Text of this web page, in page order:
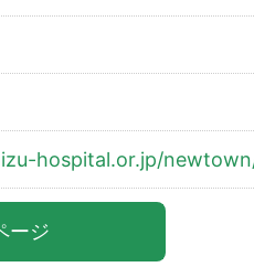
hospital.or.jp/
ージ